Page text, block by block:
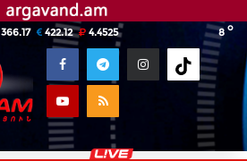
8 o
366.17 422.12 4.4525